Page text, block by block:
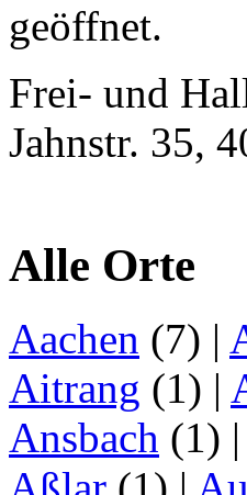
geöffnet.
Frei- und
Jahnstr. 35,
Alle Orte
Aachen (7) |
Aitrang (1) |
Ansbach (1) |